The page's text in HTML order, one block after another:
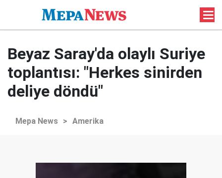
Beyaz Saray'da olaylı Suriye
toplantısı: "Herkes sinirden
deliye döndü"
Mepa News > Amerika